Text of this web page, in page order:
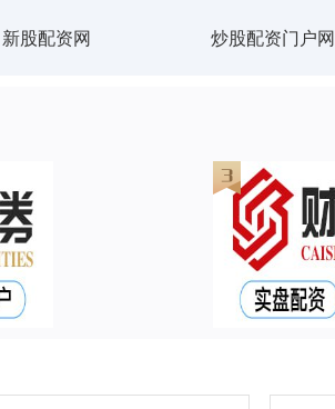
新股配资网 炒股配资门户网